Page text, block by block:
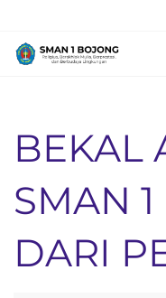
content
BEKAL
SMAN
DARI